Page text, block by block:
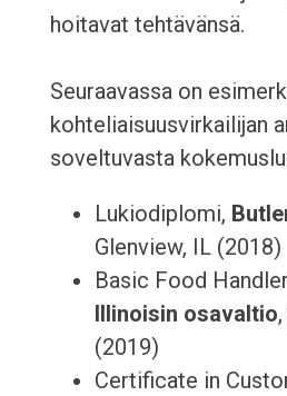
hoitavat tehtävänsä.
Seuraavassa on
kohteliaisuusvirkailijan
soveltuvasta
Lukiodiplomi,
Glenview, IL (2018)
Basic Food
Illinoisin osavaltio
(2019)
Certificate in